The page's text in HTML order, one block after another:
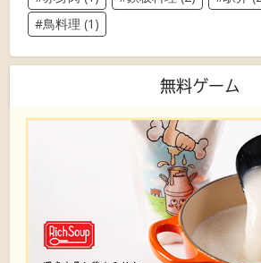
鳥料理 (1)
無料ゲーム